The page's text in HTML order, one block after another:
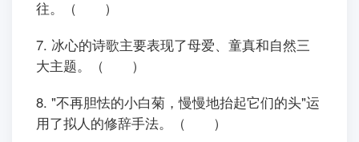
往。（ ）
7. 冰心的诗歌主要表现了母爱、童真和自然三
大主题。（ ）
8. "不再胆怯的小白菊，慢慢地抬起它们的头"运
用了拟人的修辞手法。（ ）